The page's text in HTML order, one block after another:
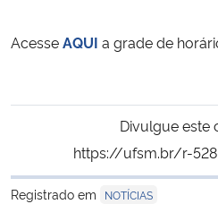
Advocacia-Geral da União
AcesseAQUI a grade de
Divulgue este
https://ufsm.br/r-
Registrado em
NOTÍCIAS